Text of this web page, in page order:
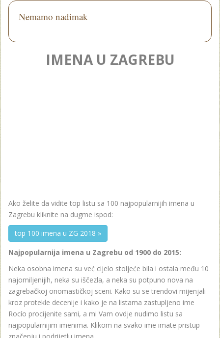
Nemamo nadimak
IMENA U ZAGREBU
Ako želite da vidite top listu sa 100 najpopularnijih imena u
Zagrebu kliknite na dugme ispod:
top 100 imena u ZG 2018 »
Najpopularnija imena u Zagrebu od 1900 do 2015:
Neka osobna imena su već cijelo stoljeće bila i ostala među 10
najomiljenijih, neka su iščezla, a neka su potpuno nova na
zagrebačkoj onomastičkoj sceni. Kako su se trendovi mijenjali
kroz protekle decenije i kako je na listama zastupljeno ime
Rocío procijenite sami, a mi Vam ovdje nudimo listu sa
najpopularnijim imenima. Klikom na svako ime imate pristup
značenju i podrijetlu imena